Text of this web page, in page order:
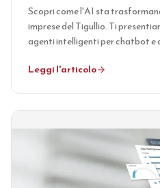
Scopri come l'AI sta
imprese del Tigullio. Ti
agenti intelligenti per chatbot e
Leggi l'articolo